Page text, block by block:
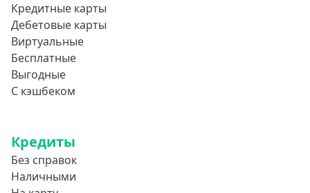
Кредитные карты
Дебетовые карты
Виртуальные
Бесплатные
Выгодные
С кэшбеком
Кредиты
Без справок
Наличными